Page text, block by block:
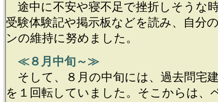
途中に不安や寝不足で挫折しそうな
受験体験記や掲示板などを読み、自分
ンの維持に努めました。
≪８月中旬～≫
そして、８月の中旬には、過去問宅
を１回転していました。そこからは、